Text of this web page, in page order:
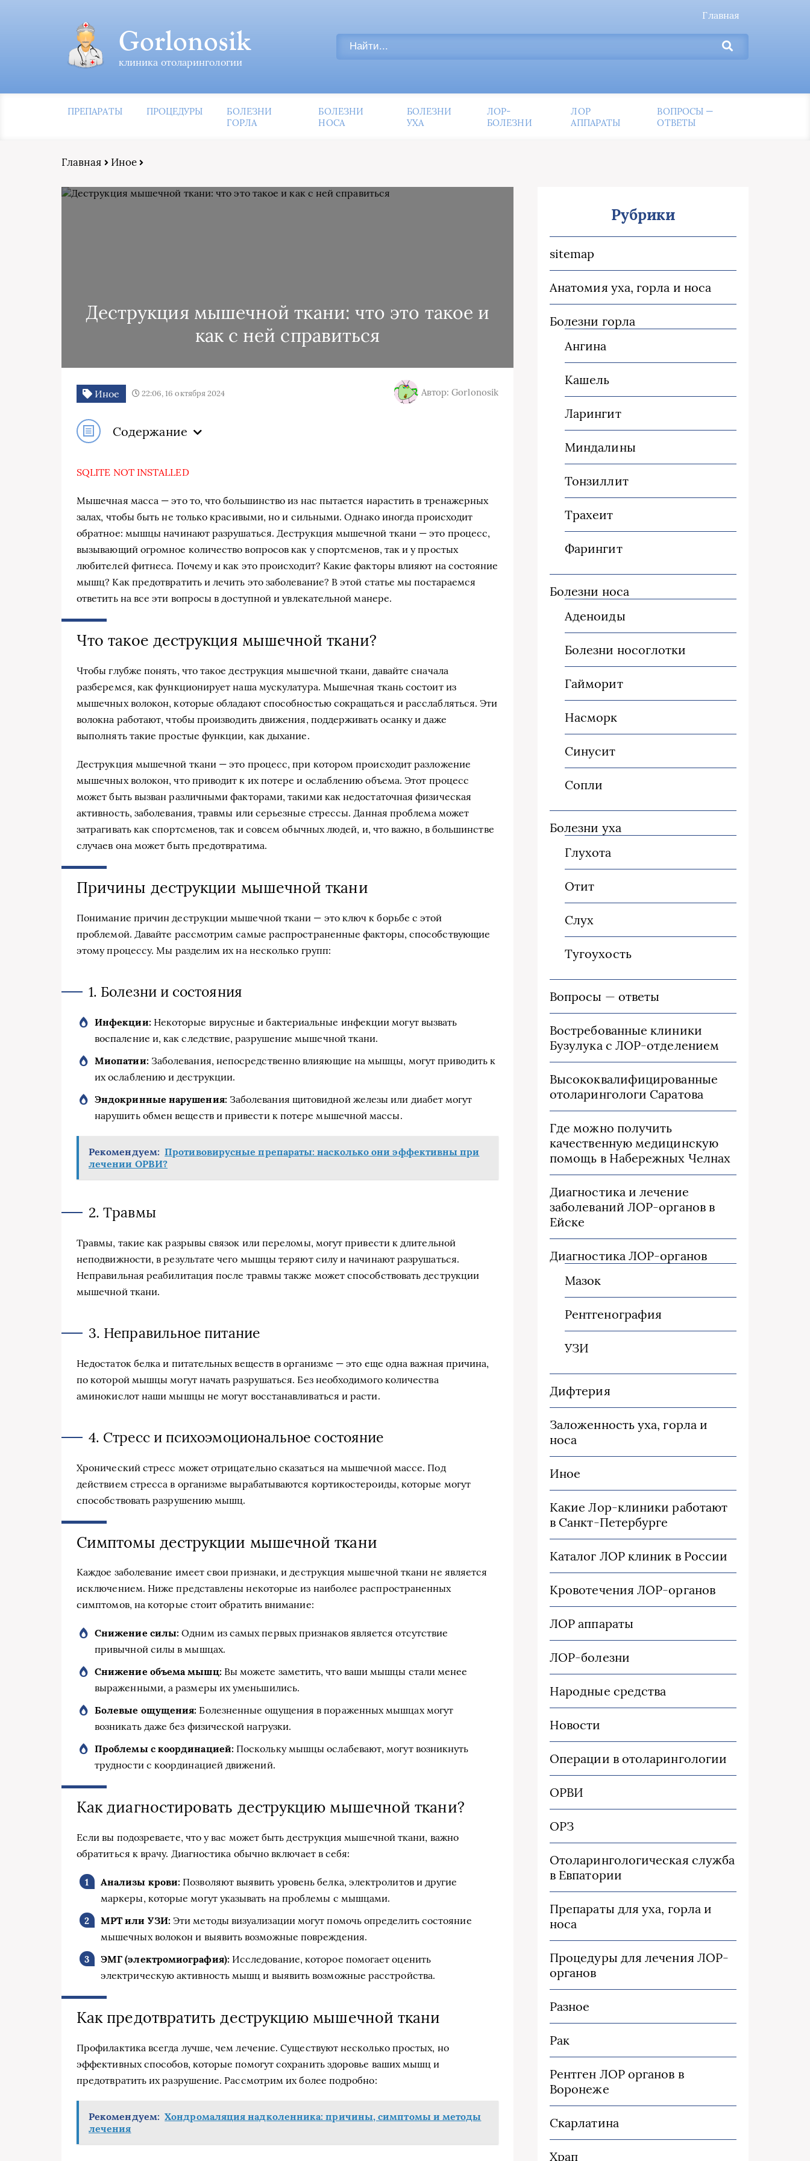
Главная
Gorlonosik
клиника отоларингологии
ПРЕПАРАТЫ ПРОЦЕДУРЫ
БОЛЕЗНИ
ГОРЛА
БОЛЕЗНИ
НОСА
БОЛЕЗНИ
УХА
ЛОР-
БОЛЕЗНИ
ЛОР
АППАРАТЫ
ВОПРОСЫ —
ОТВЕТЫ
Главная Иное
Деструкция мышечной ткани: что это такое и
как с ней справиться
Иное 22:06, 16 октября 2024 Автор: Gorlonosik
Содержание
SQLITE NOT INSTALLED
Мышечная масса — это то, что большинство из нас пытается нарастить в тренажерных
залах, чтобы быть не только красивыми, но и сильными. Однако иногда происходит
обратное: мышцы начинают разрушаться. Деструкция мышечной ткани — это процесс,
вызывающий огромное количество вопросов как у спортсменов, так и у простых
любителей фитнеса. Почему и как это происходит? Какие факторы влияют на состояние
мышц? Как предотвратить и лечить это заболевание? В этой статье мы постараемся
ответить на все эти вопросы в доступной и увлекательной манере.
Что такое деструкция мышечной ткани?
Чтобы глубже понять, что такое деструкция мышечной ткани, давайте сначала
разберемся, как функционирует наша мускулатура. Мышечная ткань состоит из
мышечных волокон, которые обладают способностью сокращаться и расслабляться. Эти
волокна работают, чтобы производить движения, поддерживать осанку и даже
выполнять такие простые функции, как дыхание.
Деструкция мышечной ткани — это процесс, при котором происходит разложение
мышечных волокон, что приводит к их потере и ослаблению объема. Этот процесс
может быть вызван различными факторами, такими как недостаточная физическая
активность, заболевания, травмы или серьезные стрессы. Данная проблема может
затрагивать как спортсменов, так и совсем обычных людей, и, что важно, в большинстве
случаев она может быть предотвратима.
Причины деструкции мышечной ткани
Понимание причин деструкции мышечной ткани — это ключ к борьбе с этой
проблемой. Давайте рассмотрим самые распространенные факторы, способствующие
этому процессу. Мы разделим их на несколько групп:
1. Болезни и состояния
Инфекции: Некоторые вирусные и бактериальные инфекции могут вызвать
воспаление и, как следствие, разрушение мышечной ткани.
Миопатии: Заболевания, непосредственно влияющие на мышцы, могут приводить к
их ослаблению и деструкции.
Эндокринные нарушения: Заболевания щитовидной железы или диабет могут
нарушить обмен веществ и привести к потере мышечной массы.
Рекомендуем: Противовирусные препараты: насколько они эффективны при
лечении ОРВИ?
2. Травмы
Травмы, такие как разрывы связок или переломы, могут привести к длительной
неподвижности, в результате чего мышцы теряют силу и начинают разрушаться.
Неправильная реабилитация после травмы также может способствовать деструкции
мышечной ткани.
3. Неправильное питание
Недостаток белка и питательных веществ в организме — это еще одна важная причина,
по которой мышцы могут начать разрушаться. Без необходимого количества
аминокислот наши мышцы не могут восстанавливаться и расти.
4. Стресс и психоэмоциональное состояние
Хронический стресс может отрицательно сказаться на мышечной массе. Под
действием стресса в организме вырабатываются кортикостероиды, которые могут
способствовать разрушению мышц.
Симптомы деструкции мышечной ткани
Каждое заболевание имеет свои признаки, и деструкция мышечной ткани не является
исключением. Ниже представлены некоторые из наиболее распространенных
симптомов, на которые стоит обратить внимание:
Снижение силы: Одним из самых первых признаков является отсутствие
привычной силы в мышцах.
Снижение объема мышц: Вы можете заметить, что ваши мышцы стали менее
выраженными, а размеры их уменьшились.
Болевые ощущения: Болезненные ощущения в пораженных мышцах могут
возникать даже без физической нагрузки.
Проблемы с координацией: Поскольку мышцы ослабевают, могут возникнуть
трудности с координацией движений.
Как диагностировать деструкцию мышечной ткани?
Если вы подозреваете, что у вас может быть деструкция мышечной ткани, важно
обратиться к врачу. Диагностика обычно включает в себя:
Анализы крови: Позволяют выявить уровень белка, электролитов и другие
маркеры, которые могут указывать на проблемы с мышцами.
МРТ или УЗИ: Эти методы визуализации могут помочь определить состояние
мышечных волокон и выявить возможные повреждения.
ЭМГ (электромиография): Исследование, которое помогает оценить
электрическую активность мышц и выявить возможные расстройства.
Как предотвратить деструкцию мышечной ткани
Профилактика всегда лучше, чем лечение. Существуют несколько простых, но
эффективных способов, которые помогут сохранить здоровье ваших мышц и
предотвратить их разрушение. Рассмотрим их более подробно:
Рекомендуем: Хондромаляция надколенника: причины, симптомы и методы
лечения
Рубрики
sitemap
Анатомия уха, горла и носа
Болезни горла
Ангина
Кашель
Ларингит
Миндалины
Тонзиллит
Трахеит
Фарингит
Болезни носа
Аденоиды
Болезни носоглотки
Гайморит
Насморк
Синусит
Сопли
Болезни уха
Глухота
Отит
Слух
Тугоухость
Вопросы — ответы
Востребованные клиники
Бузулука с ЛОР-отделением
Высококвалифицированные
отоларингологи Саратова
Где можно получить
качественную медицинскую
помощь в Набережных Челнах
Диагностика и лечение
заболеваний ЛОР-органов в
Ейске
Диагностика ЛОР-органов
Мазок
Рентгенография
УЗИ
Дифтерия
Заложенность уха, горла и
носа
Иное
Какие Лор-клиники работают
в Санкт-Петербурге
Каталог ЛОР клиник в России
Кровотечения ЛОР-органов
ЛОР аппараты
ЛОР-болезни
Народные средства
Новости
Операции в отоларингологии
ОРВИ
ОРЗ
Отоларингологическая служба
в Евпатории
Препараты для уха, горла и
носа
Процедуры для лечения ЛОР-
органов
Разное
Рак
Рентген ЛОР органов в
Воронеже
Скарлатина
Храп